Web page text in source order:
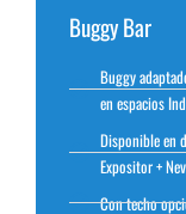
Buggy Bar
Buggy
en espacios
Disponible en
Expositor +
Con techo